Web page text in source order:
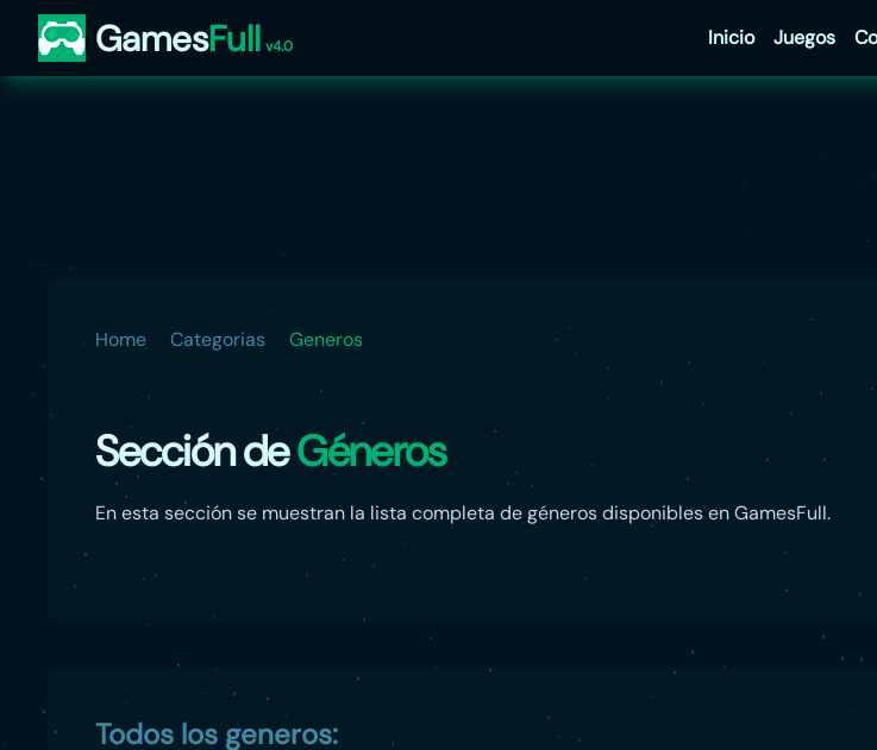
GamesFull v4.0 Inicio Juegos
Home Categorias Generos
Sección deGéneros
En esta sección se muestran la lista completa de géneros disponibles en GamesFull.
Todos los generos: